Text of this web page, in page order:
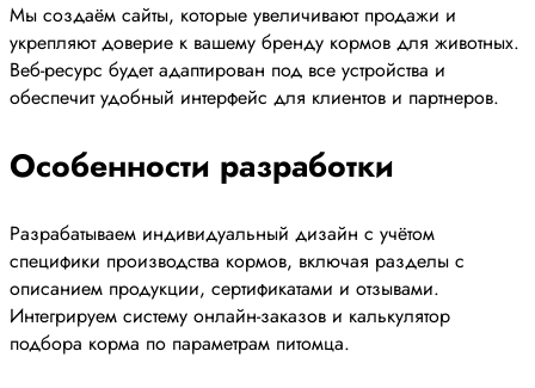
Мы создаём сайты, которые увеличивают продажи и
укрепляют доверие к вашему бренду кормов для животных.
Веб-ресурс будет адаптирован под все устройства и
обеспечит удобный интерфейс для клиентов и партнеров.
Особенности разработки
Разрабатываем индивидуальный дизайн с учётом
специфики производства кормов, включая разделы с
описанием продукции, сертификатами и отзывами.
Интегрируем систему онлайн-заказов и калькулятор
подбора корма по параметрам питомца.